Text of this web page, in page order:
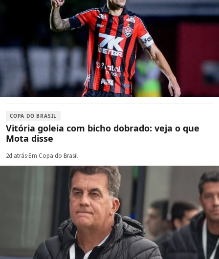
COPA DO BRASIL
Vitória goleia com bicho dobrado: veja o que
Mota disse
2d atrás·Em Copa do Brasil